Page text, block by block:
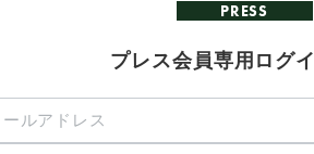
PRESS
プレス会員専用ログ